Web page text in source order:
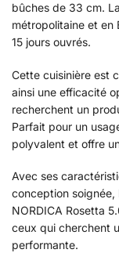
bûches de 33 cm.
métropolitaine et en
15 jours ouvrés.
Cette cuisinière est
ainsi une efficacité
recherchent un
Parfait pour un
polyvalent et offre
Avec ses
conception soignée,
NORDICA Rosetta
ceux qui cherchent
performante.